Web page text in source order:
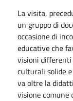
La visita,
un gruppo di
occasione di
educative che
visioni
culturali solide
va oltre la
visione comune